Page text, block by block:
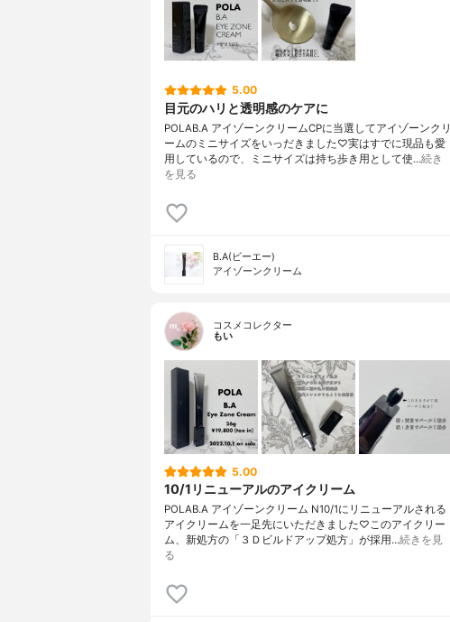
5.00
目元のハリと透明感のケアに
POLAB.A アイゾーンクリームCPに当選してアイゾーンクリ
ームのミニサイズをいっだきました♡実はすでに現品も愛
用しているので、ミニサイズは持ち歩き用として使…続き
を見る
B.A(ビーエー)
アイゾーンクリーム
コスメコレクター
もい
5.00
10/1リニューアルのアイクリーム
POLAB.A アイゾーンクリーム N10/1にリニューアルされる
アイクリームを一足先にいただきました♡このアイクリー
ム、新処方の「３Ｄビルドアップ処方」が採用…続きを見
る